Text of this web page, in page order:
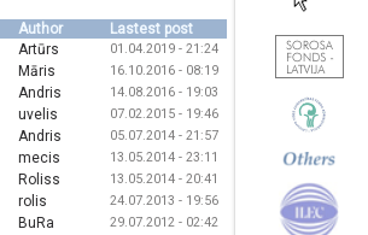
Author
Lastest post
Artūrs 01.04.2019 - 21:24
Māris 16.10.2016 - 08:19
Andris 14.08.2016 - 19:03
uvelis 07.02.2015 - 19:46
Andris 05.07.2014 - 21:57
mecis 13.05.2014 - 23:11
Roliss 13.05.2014 - 20:41
rolis 24.07.2013 - 19:56
BuRa 29.07.2012 - 02:42